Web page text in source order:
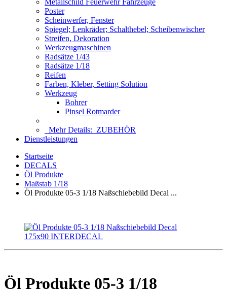
Metallschild Feuerwehr Fahrzeuge
Poster
Scheinwerfer, Fenster
Spiegel; Lenkräder; Schalthebel; Scheibenwischer
Streifen, Dekoration
Werkzeugmaschinen
Radsätze 1/43
Radsätze 1/18
Reifen
Farben, Kleber, Setting Solution
Werkzeug
Bohrer
Pinsel Rotmarder
Mehr Details: ZUBEHÖR
Dienstleistungen
Startseite
DECALS
Öl Produkte
Maßstab 1/18
Öl Produkte 05-3 1/18 Naßschiebebild Decal ...
Öl Produkte 05-3 1/18